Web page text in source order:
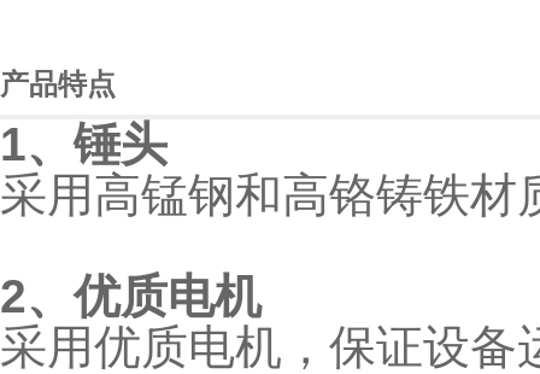
产品特点
1、锤头
采用高锰钢和高铬铸铁材
2、优质电机
采用优质电机，保证设备